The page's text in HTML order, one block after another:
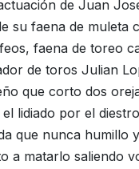
de Juan
su faena de muleta
faena de toreo
de toros Julian
que corto dos
lidiado por el
que nunca humillo
matarlo saliendo